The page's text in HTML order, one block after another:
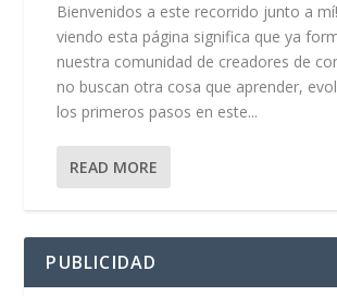
Bienvenidos a este recorrido junto a
viendo esta página significa que ya
nuestra comunidad de creadores de
no buscan otra cosa que aprender,
los primeros pasos en este...
READ MORE
PUBLICIDAD